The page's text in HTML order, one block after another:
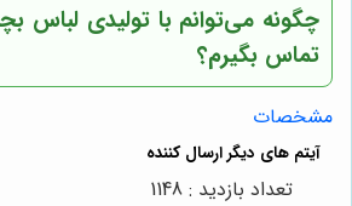
چگونه می‌توانم با تولیدی لباس
تماس بگیرم؟
مشخصات
تعداد بازدید : 1148